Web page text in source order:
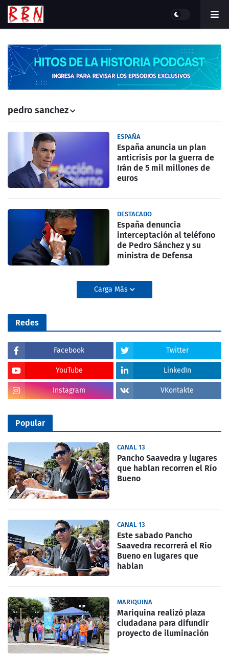
pedro sanchez
ESPAÑA
España anuncia un plan
anticrisis por la guerra de
Irán de 5 mil millones de
euros
DESTACADO
España denuncia
interceptación al teléfono
de Pedro Sánchez y su
ministra de Defensa
Carga Más
Redes
Facebook Twitter
YouTube LinkedIn
Instagram VKontakte
Popular
CANAL 13
Pancho Saavedra y lugares
que hablan recorren el Río
Bueno
CANAL 13
Este sabado Pancho
Saavedra recorrerá el Rio
Bueno en lugares que
hablan
MARIQUINA
Mariquina realizó plaza
ciudadana para difundir
proyecto de iluminación